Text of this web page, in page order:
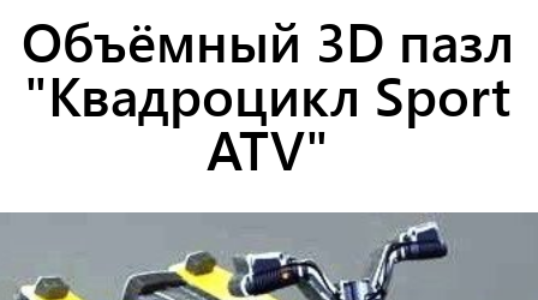
Объёмный 3D пазл
"Квадроцикл Sport
ATV"